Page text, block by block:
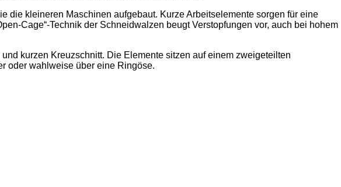
die kleineren Maschinen aufgebaut. Kurze Arbeitselemente sorgen für eine
Cage“-Technik der Schneidwalzen beugt Verstopfungen vor, auch bei hohem
kurzen Kreuzschnitt. Die Elemente sitzen auf einem zweigeteilten
oder wahlweise über eine Ringöse.